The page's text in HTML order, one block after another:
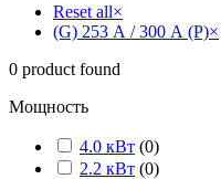
Reset all×
(G) 253 А / 300 А (P)×
0 product found
Мощность
4.0 кВт (0)
2.2 кВт (0)